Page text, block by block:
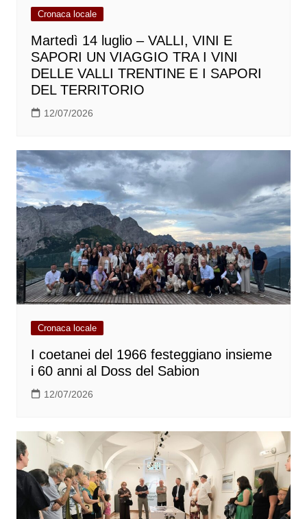
Cronaca locale
Martedì 14 luglio – VALLI, VINI E
SAPORI UN VIAGGIO TRA I VINI
DELLE VALLI TRENTINE E I SAPORI
DEL TERRITORIO
12/07/2026
Cronaca locale
I coetanei del 1966 festeggiano insieme
i 60 anni al Doss del Sabion
12/07/2026